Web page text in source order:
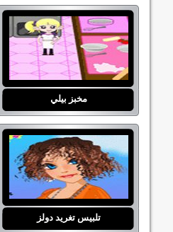
مخبز بيلي
تلبيس تغريد دولز